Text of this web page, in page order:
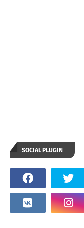
SOCIAL PLUGIN